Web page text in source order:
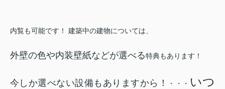
内覧も可能です！ 建築中の建物については、
外壁の色や内装壁紙などが選べる特典もあります！
今しか選べない設備もありますから！ ・・・ いつ